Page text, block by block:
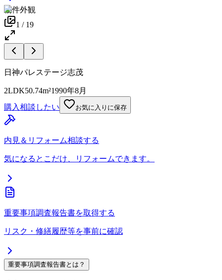
物件外観
1 / 19
日神パレステージ志茂
2LDK50.74m²1990年8月
購入相談したい
お気に入りに保存
内見＆リフォーム相談する
気になるとこだけ、リフォームできます。
重要事項調査報告書を取得する
リスク・修繕履歴等を事前に確認
重要事項調査報告書とは？